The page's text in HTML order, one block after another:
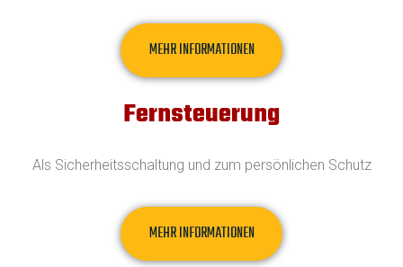
MEHR INFORMATIONEN
Fernsteuerung
Als Sicherheitsschaltung und zum persönlichen Schutz
MEHR INFORMATIONEN